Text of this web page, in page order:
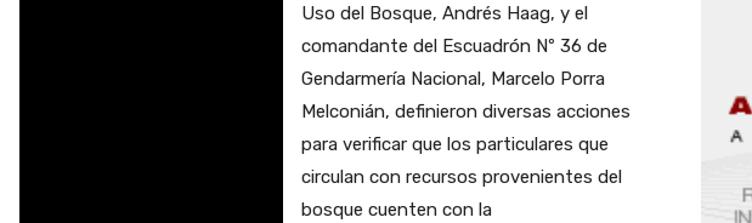
Uso del Bosque, Andrés Haag, y el
comandante del Escuadrón Nº 36 de
Gendarmería Nacional, Marcelo Porra
Melconián, definieron diversas acciones
para verificar que los particulares que
circulan con recursos provenientes del
bosque cuenten con la